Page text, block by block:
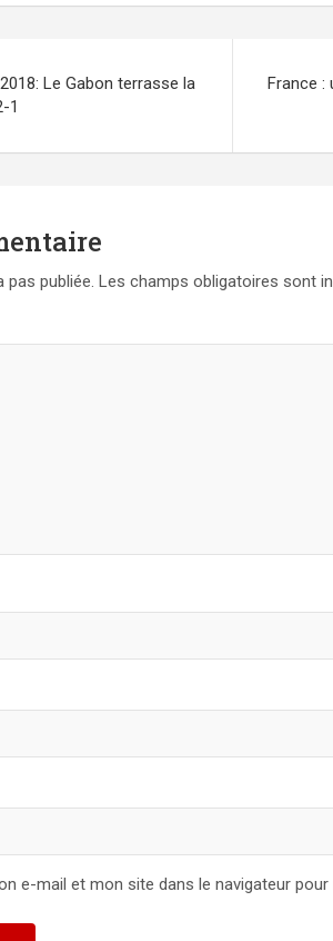
Le Gabon terrasse la
1
France :
pas publiée. Les champs obligatoires sont
e-mail et mon site dans le navigateur